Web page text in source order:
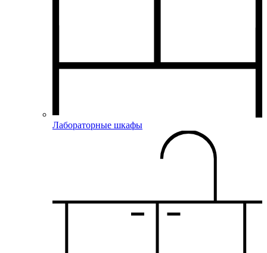
Лабораторные шкафы